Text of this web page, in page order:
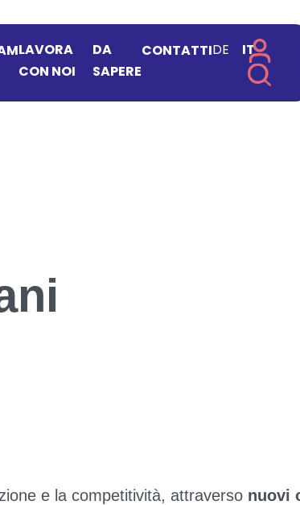
LAVORA
CON NOI
DA
SAPERE
CONTATTIDE IT
e la competitività, attraverso nuovi